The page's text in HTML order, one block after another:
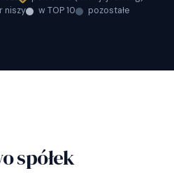
niszy w TOP 10 pozostałe
spółek